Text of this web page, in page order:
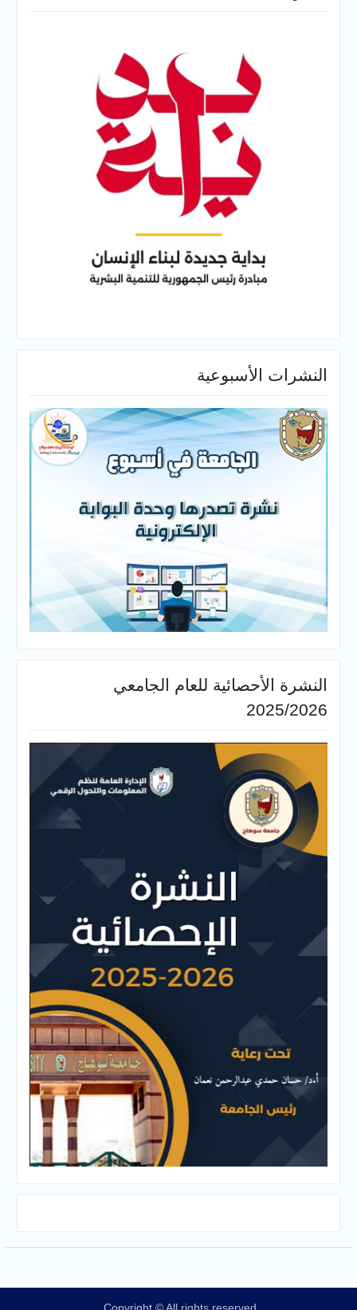
النشرات الأسبوعية
النشرة الأحصائية للعام الجامعي
2025/2026